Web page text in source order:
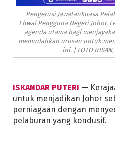
Pengerusi Jawatankuasa
Ehwal Pengguna Negeri Johor,
agenda utama bagi
memudahkan urusan untuk
ini. | FOTO
ISKANDAR PUTERI —
untuk menjadikan Johor
perniagaan dengan
pelaburan yang kondusif.